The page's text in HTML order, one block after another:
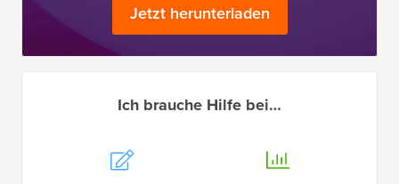
Jetzt herunterladen
Ich brauche Hilfe bei…